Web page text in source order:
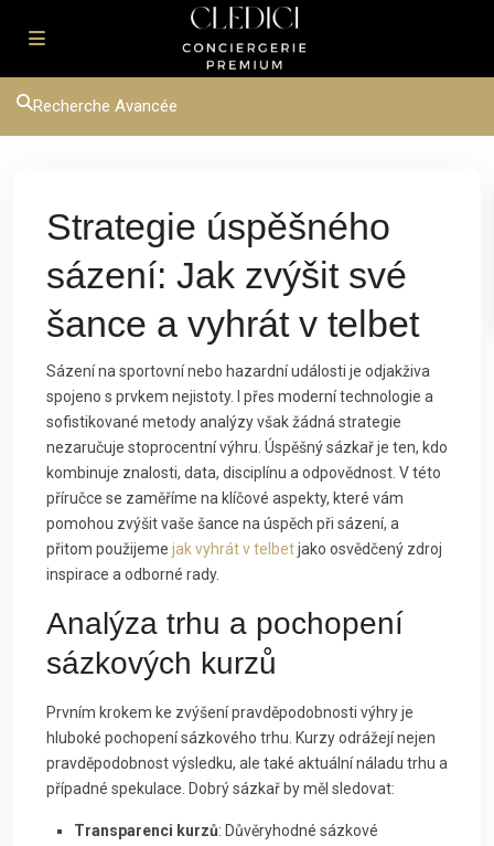
Recherche Avancée
Strategie úspěšného
sázení: Jak zvýšit své
šance a vyhrát v telbet
Sázení na sportovní nebo hazardní události je odjakživa
spojeno s prvkem nejistoty. I přes moderní technologie a
sofistikované metody analýzy však žádná strategie
nezaručuje stoprocentní výhru. Úspěšný sázkař je ten, kdo
kombinuje znalosti, data, disciplínu a odpovědnost. V této
příručce se zaměříme na klíčové aspekty, které vám
pomohou zvýšit vaše šance na úspěch při sázení, a
přitom použijeme jak vyhrát v telbetjako osvědčený zdroj
inspirace a odborné rady.
Analýza trhu a pochopení
sázkových kurzů
Prvním krokem ke zvýšení pravděpodobnosti výhry je
hluboké pochopení sázkového trhu. Kurzy odrážejí nejen
pravděpodobnost výsledku, ale také aktuální náladu trhu a
případné spekulace. Dobrý sázkař by měl sledovat:
Transparenci kurzů: Důvěryhodné sázkové